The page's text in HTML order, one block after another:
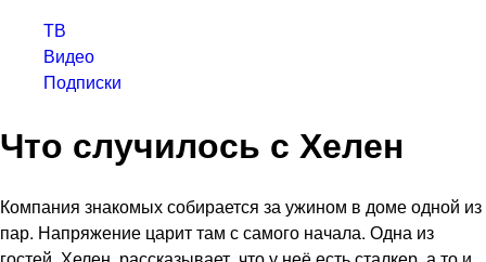
ТВ
Видео
Подписки
Что случилось с Хелен
Компания знакомых собирается за ужином в доме одной из
пар. Напряжение царит там с самого начала. Одна из